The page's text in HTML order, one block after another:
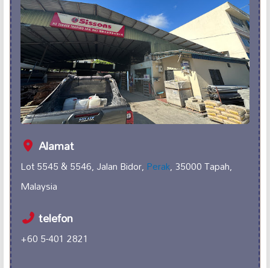
Alamat
Lot 5545 & 5546, Jalan Bidor,Perak, 35000 Tapah,
Malaysia
telefon
+60 5-401 2821